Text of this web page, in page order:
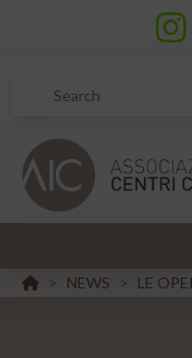
Search
HOME
> NEWS > LE